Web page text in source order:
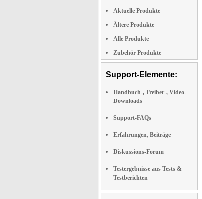
Aktuelle Produkte
Ältere Produkte
Alle Produkte
Zubehör Produkte
Support-Elemente:
Handbuch-, Treiber-, Video-
Downloads
Support-FAQs
Erfahrungen, Beiträge
Diskussions-Forum
Testergebnisse aus Tests &
Testberichten